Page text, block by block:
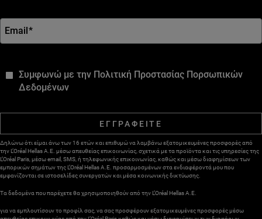
Email*
Συμφωνώ με την Πολιτική Προστασίας Πορσωπικών
Δεδομένων
ΕΓΓΡΑΦΕΙΤΕ
Δηλώνω ότι είμαι άνω των 16 ετών και επιθυμώ να λαμβάνω εξατομικευμένες προσφορές από
την L’Oréal Hellas A.E. μέσω απευθείας επικοινωνίας, σχετικά με τα προϊόντα και τις υπηρεσίες της
L’Oréal Paris, μέσω email, SMS, ή τηλεφωνικής επικοινωνίας, καθώς και μέσω διαφημίσεων των
εμπορικών σημάτων της L’Oréal Hellas A.E. προσαρμοσμένων στα ενδιαφέροντά μου που
εμφανίζονται σε ιστοσελίδες συνεργατών και μέσα κοινωνικής δικτύωσης.
Τα δεδομένα που παρέχετε θα χρησιμοποιηθούν από την L’Oréal Hellas A.E.
για να εμπλουτίσουν το προφίλ σας, να σας προσφέρουν εξατομικευμένες προσφορές μέσω